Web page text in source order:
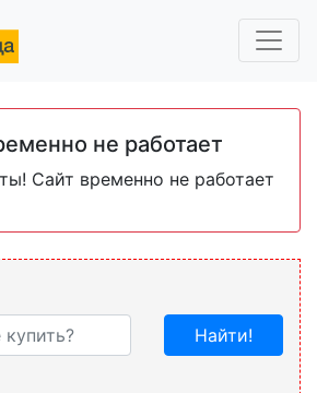
не работает
Сайт временно не работает
Найти!